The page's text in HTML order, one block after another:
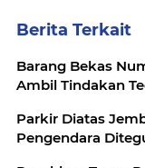
Berita Terkait
Barang Bekas
Ambil Tindakan
Parkir Diatas
Pengendara